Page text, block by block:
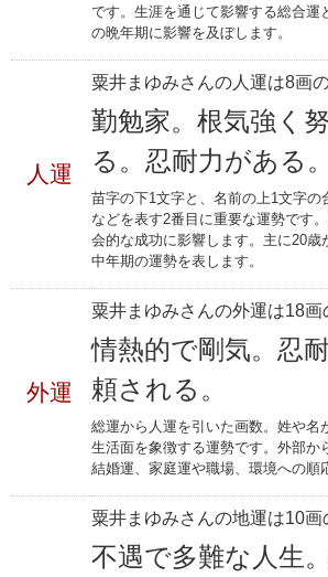
です。生涯を通じて影響する総合運
の晩年期に影響を及ぼします。
人運
粟井まゆみさんの人運は8画の
勤勉家。根気強く
る。忍耐力がある。
苗字の下1文字と、名前の上1文字の
などを表す2番目に重要な運勢です
会的な成功に影響します。主に20歳
中年期の運勢を表します。
外運
粟井まゆみさんの外運は18画
情熱的で剛気。忍
頼される。
総運から人運を引いた画数。姓や名
生活面を象徴する運勢です。外部か
結婚運、家庭運や職場、環境への順
粟井まゆみさんの地運は10画
不遇で多難な人生